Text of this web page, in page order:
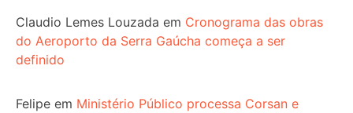
Claudio Lemes Louzada em Cronograma das obras
do Aeroporto da Serra Gaúcha começa a ser
definido
Felipe em Ministério Público processa Corsan e